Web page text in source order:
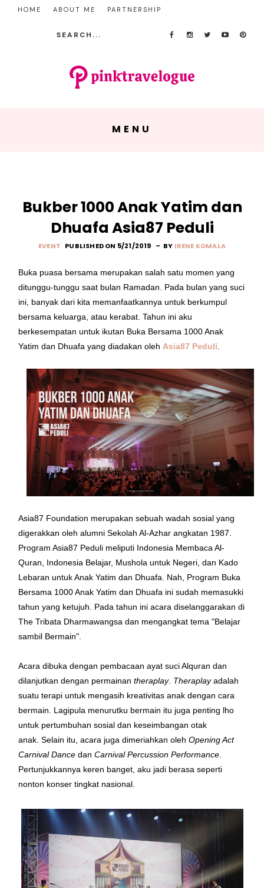
HOME ABOUT ME PARTNERSHIP
MENU
Bukber 1000 Anak Yatim dan
Dhuafa Asia87 Peduli
EVENT PUBLISHED ON 5/21/2019 BY IRENE KOMALA
Buka puasa bersama merupakan salah satu momen yang
ditunggu-tunggu saat bulan Ramadan. Pada bulan yang suci
ini, banyak dari kita memanfaatkannya untuk berkumpul
bersama keluarga, atau kerabat. Tahun ini aku
berkesempatan untuk ikutan Buka Bersama 1000 Anak
Yatim dan Dhuafa yang diadakan oleh Asia87 Peduli
Asia87 Foundation merupakan sebuah wadah sosial yang
digerakkan oleh alumni Sekolah Al-Azhar angkatan 1987.
Program Asia87 Peduli meliputi Indonesia Membaca Al-
Quran, Indonesia Belajar, Mushola untuk Negeri, dan Kado
Lebaran untuk Anak Yatim dan Dhuafa. Nah, Program Buka
Bersama 1000 Anak Yatim dan Dhuafa ini sudah memasukki
tahun yang ketujuh. Pada tahun ini acara diselanggarakan di
The Tribata Dharmawangsa dan mengangkat tema "Belajar
sambil Bermain".
Acara dibuka dengan pembacaan ayat suci Alquran dan
dilanjutkan dengan permainantheraplay. Theraplayadalah
suatu terapi untuk mengasih kreativitas anak dengan cara
bermain. Lagipula menurutku bermain itu juga penting lho
untuk pertumbuhan sosial dan keseimbangan otak
anak.Selain itu, acara juga dimeriahkan olehOpening Act
Carnival Dance danCarnival Percussion Performance
Pertunjukkannya keren banget, aku jadi berasa seperti
nonton konser tingkat nasional.